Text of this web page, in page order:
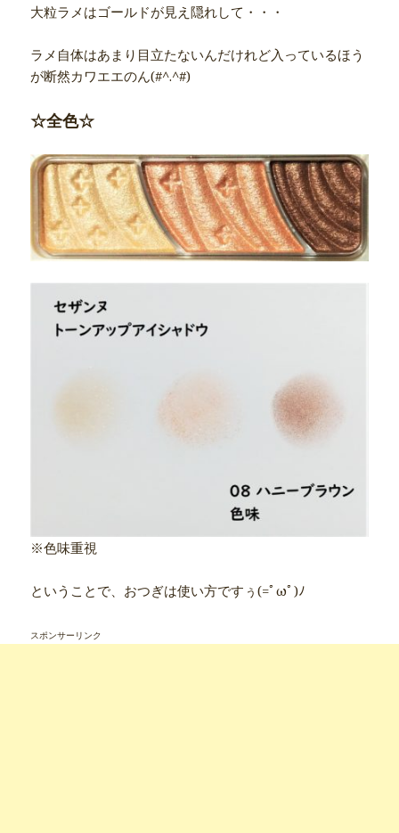
大粒ラメはゴールドが見え隠れして・・・
ラメ自体はあまり目立たないんだけれど入っているほう
が断然カワエエのん(#^.^#)
☆全色☆
※色味重視
ということで、おつぎは使い方ですぅ(=ﾟωﾟ)ﾉ
スポンサーリンク